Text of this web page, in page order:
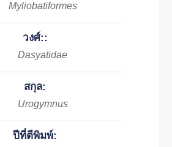
Myliobatiformes
วงศ์::
Dasyatidae
สกุล:
Urogymnus
ปีที่ตีพิมพ์: